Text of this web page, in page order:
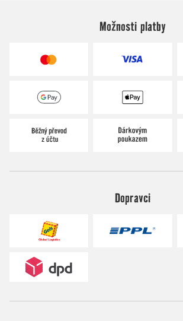
Možnosti platby
Dopravci